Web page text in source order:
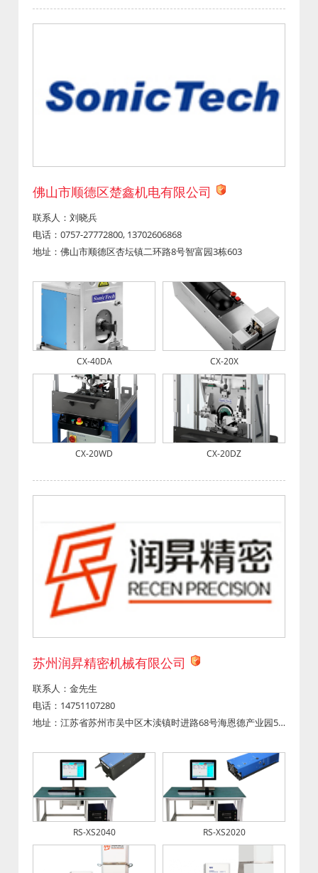
佛山市顺德区楚鑫机电有限公司
联系人：刘晓兵
电话：0757-27772800, 13702606868
地址：佛山市顺德区杏坛镇二环路8号智富园3栋603
CX-40DA CX-20X
CX-20WD CX-20DZ
苏州润昇精密机械有限公司
联系人：金先生
电话：14751107280
地址：江苏省苏州市吴中区木渎镇时进路68号海恩德产业园5幢4层
RS-XS2040 RS-XS2020